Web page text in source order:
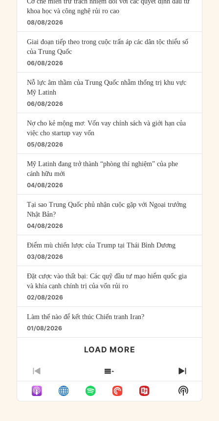
khoa học và công nghệ rủi ro cao
08/08/2026
Giai đoạn tiếp theo trong cuộc trấn áp các dân tộc thiểu số
của Trung Quốc
06/08/2026
Nỗ lực âm thầm của Trung Quốc nhằm thống trị khu vực
Mỹ Latinh
06/08/2026
Nợ cho kẻ mộng mơ: Vốn vay chính sách và giới hạn của
việc cho startup vay vốn
05/08/2026
Mỹ Latinh đang trở thành “phòng thí nghiệm” của phe
cánh hữu mới
04/08/2026
Tại sao Trung Quốc phủ nhận cuộc gặp với Ngoại trưởng
Nhật Bản?
04/08/2026
Điểm mù chiến lược của Trump tại Thái Bình Dương
03/08/2026
Đặt cược vào thất bại: Các quỹ đầu tư mạo hiểm quốc gia
và khía cạnh chính trị của vốn rủi ro
02/08/2026
Làm thế nào để kết thúc Chiến tranh Iran?
01/08/2026
LOAD MORE
PREVIOUS
EPISODE
SHOW
EPISODES
LIST
NEXT
Show
Podcast